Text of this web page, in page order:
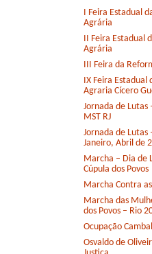
I Feira Estadual
Agrária
II Feira Estadual
Agrária
III Feira da
IX Feira Estadual
Agraria Cícero
Jornada de Lutas
MST RJ
Jornada de Lutas
Janeiro, Abril de
Marcha – Dia de
Cúpula dos Povos
Marcha Contra
Marcha das
dos Povos – Rio
Ocupação
Osvaldo de